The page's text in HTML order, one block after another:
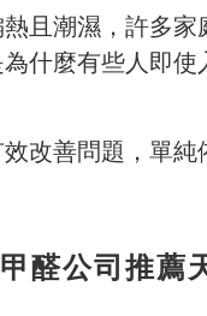
且潮濕，許多
什麼有些人即使
改善問題，單
醛公司推薦